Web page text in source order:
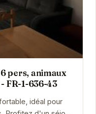
pers, animaux
FR-1-636-43
idéal pour